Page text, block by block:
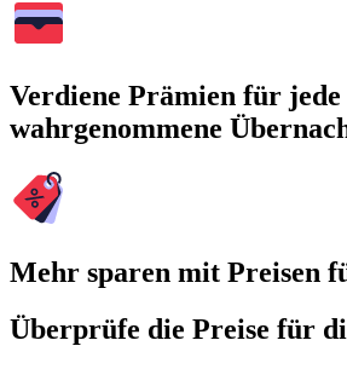
Verdiene Prämien für jede
wahrgenommene
Mehr sparen mit Preisen
Überprüfe die Preise für